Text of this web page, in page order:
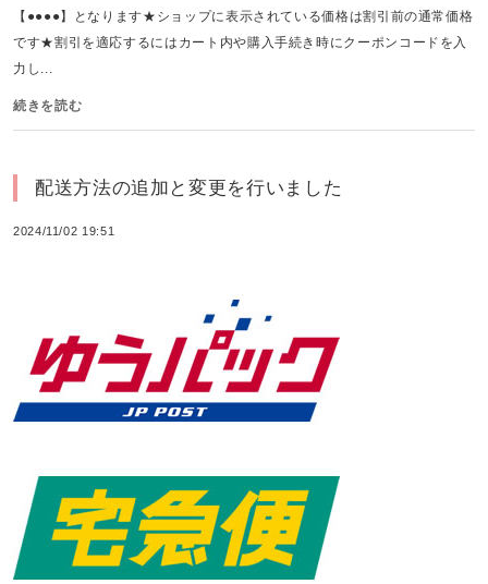
【●●●●】となります★ショップに表示されている価格は割引前の通常価格
です★割引を適応するにはカート内や購入手続き時にクーポンコードを入
力し...
続きを読む
配送方法の追加と変更を行いました
2024/11/02 19:51